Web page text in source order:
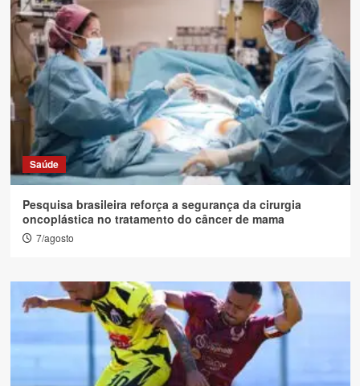
Saúde
Pesquisa brasileira reforça a segurança da cirurgia
oncoplástica no tratamento do câncer de mama
7/agosto